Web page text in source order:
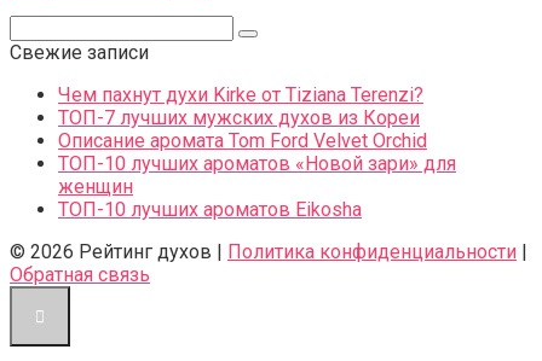
Свежие записи
Чем пахнут духи Kirke от Tiziana Terenzi?
ТОП-7 лучших мужских духов из Кореи
Описание аромата Tom Ford Velvet Orchid
ТОП-10 лучших ароматов «Новой зари» для
женщин
ТОП-10 лучших ароматов Eikosha
© 2026 Рейтинг духов | Политика конфиденциальности |
Обратная связь